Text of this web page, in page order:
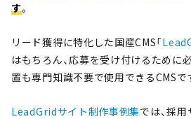
す。
リード獲得に特化した国産CMS「
はもちろん、応募を受け付けるために
置も専門知識不要で使用できるCMSで
LeadGridサイト制作事例集では、採